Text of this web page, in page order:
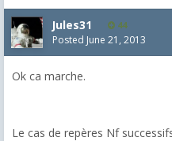
Jules31 44
Posted June 21, 2013
Ok ca marche.
Le cas de repères Nf